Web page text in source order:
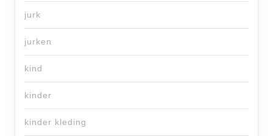
jurk
jurken
kind
kinder
kinder kleding